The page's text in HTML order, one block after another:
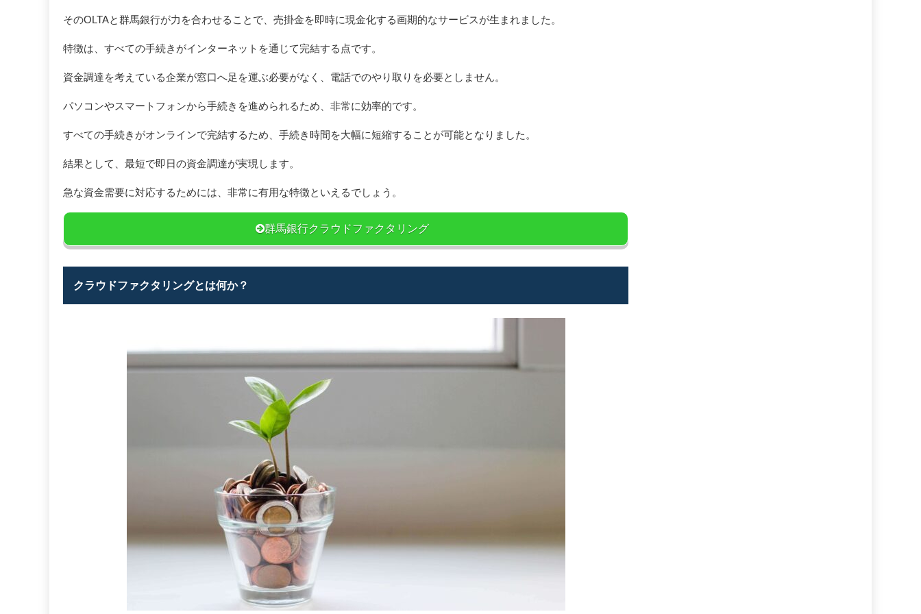
そのOLTAと群馬銀行が力を合わせることで、売掛金を即時に現金化する画期的なサービスが生まれました。
特徴は、すべての手続きがインターネットを通じて完結する点です。
資金調達を考えている企業が窓口へ足を運ぶ必要がなく、電話でのやり取りを必要としません。
パソコンやスマートフォンから手続きを進められるため、非常に効率的です。
すべての手続きがオンラインで完結するため、手続き時間を大幅に短縮することが可能となりました。
結果として、最短で即日の資金調達が実現します。
急な資金需要に対応するためには、非常に有用な特徴といえるでしょう。
群馬銀行クラウドファクタリング
クラウドファクタリングとは何か？